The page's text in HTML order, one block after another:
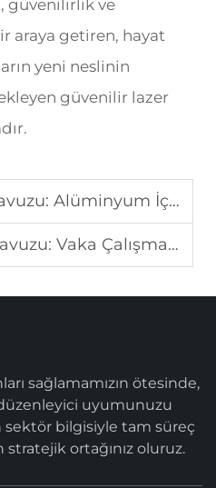
güvenilirlik ve
araya getiren, hayat
yeni neslinin
güvenilir lazer
Güçlü Lazer Kesici Seçiminde Dikkat Edilmesi Gereken 5 Kritik Faktör
ile Elektrikli Araç (EV) Batarya Modülü Yeniden İşleme İşleminde %99'luk Azalma
sağlamamızın ötesinde,
uyumunuzu
sektör bilgisiyle tam süreç
ortağınız oluruz.